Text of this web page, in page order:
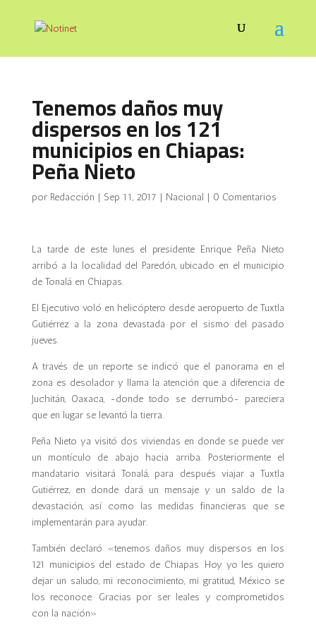
Tenemos daños muy
dispersos en los 121
municipios en Chiapas:
Peña Nieto
por Redacción | Sep 11, 2017 | Nacional | 0 Comentarios
La tarde de este lunes el presidente Enrique Peña Nieto
arribó a la localidad del Paredón, ubicado en el municipio
de Tonalá en Chiapas.
El Ejecutivo voló en helicóptero desde aeropuerto de Tuxtla
Gutiérrez a la zona devastada por el sismo del pasado
jueves.
A través de un reporte se indicó que el panorama en el
zona es desolador y llama la atención que a diferencia de
Juchitán, Oaxaca, -donde todo se derrumbó- pareciera
que en lugar se levantó la tierra.
Peña Nieto ya visitó dos viviendas en donde se puede ver
un montículo de abajo hacia arriba. Posteriormente el
mandatario visitará Tonalá, para después viajar a Tuxtla
Gutiérrez, en donde dará un mensaje y un saldo de la
devastación, así como las medidas financieras que se
implementarán para ayudar.
También declaró «tenemos daños muy dispersos en los
121 municipios del estado de Chiapas. Hoy yo les quiero
dejar un saludo, mi reconocimiento, mi gratitud, México se
los reconoce. Gracias por ser leales y comprometidos
con la nación»